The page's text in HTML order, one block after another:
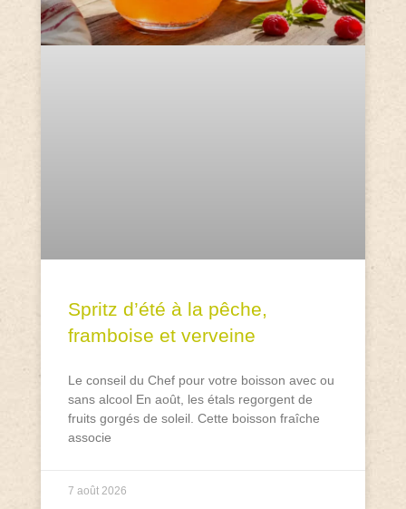
Spritz d’été à la pêche,
framboise et verveine
Le conseil du Chef pour votre boisson avec ou
sans alcool En août, les étals regorgent de
fruits gorgés de soleil. Cette boisson fraîche
associe
7 août 2026